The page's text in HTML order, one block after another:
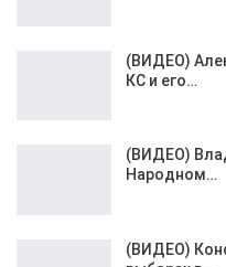
(ВИДЕО)
КС и его…
(ВИДЕО)
Народном…
(ВИДЕО)